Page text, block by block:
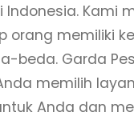
Indonesia. Kami
orang memiliki
beda. Garda
memilih
Anda dan